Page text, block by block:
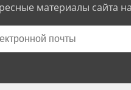
материалы сайта